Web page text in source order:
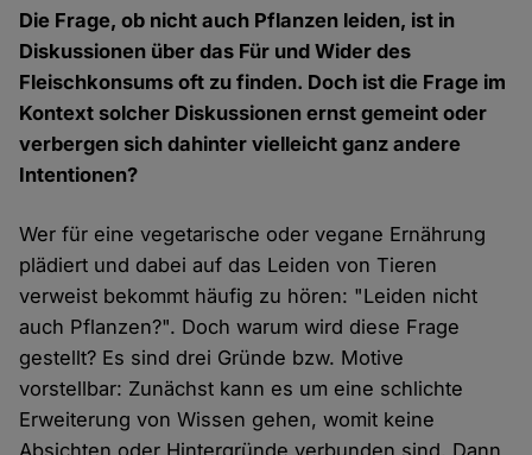
Die Frage, ob nicht auch Pflanzen leiden, ist in
Diskussionen über das Für und Wider des
Fleischkonsums oft zu finden. Doch ist die Frage im
Kontext solcher Diskussionen ernst gemeint oder
verbergen sich dahinter vielleicht ganz andere
Intentionen?
Wer für eine vegetarische oder vegane Ernährung
plädiert und dabei auf das Leiden von Tieren
verweist bekommt häufig zu hören: "Leiden nicht
auch Pflanzen?". Doch warum wird diese Frage
gestellt? Es sind drei Gründe bzw. Motive
vorstellbar: Zunächst kann es um eine schlichte
Erweiterung von Wissen gehen, womit keine